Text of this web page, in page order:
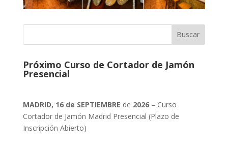
Próximo Curso de Cortador de Jamón
Presencial
MADRID, 16 de SEPTIEMBRE de 2026– Curso
Cortador de Jamón Madrid Presencial (Plazo de
Inscripción Abierto)